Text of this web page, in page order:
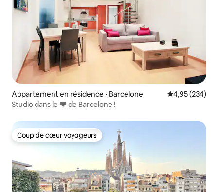
Appartement en résidence ⋅ Barcelone Évaluation
4,95 (234)
Studio dans le ♥ de Barcelone !
Coup de cœur voyageurs
Coup de cœur voyageurs